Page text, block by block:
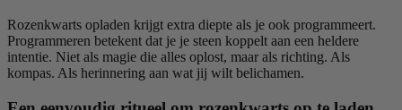
Rozenkwarts opladen krijgt extra diepte als je ook programmeert.
Programmeren betekent dat je je steen koppelt aan een heldere
intentie. Niet als magie die alles oplost, maar als richting. Als
kompas. Als herinnering aan wat jij wilt belichamen.